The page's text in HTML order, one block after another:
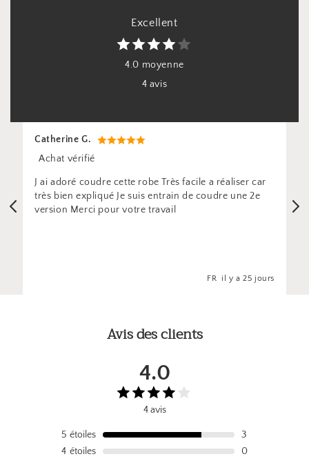
Excellent
4.0 moyenne
4 avis
Catherine G.
Achat vérifié
J ai adoré coudre cette robe Très facile a réaliser car
très bien expliqué Je suis entrain de coudre une 2e
version Merci pour votre travail
FR il y a 25 jours
Avis des clients
4.0
4 avis
5 étoiles
3
4 étoiles
0